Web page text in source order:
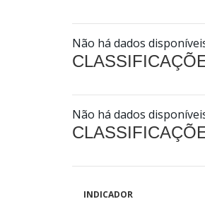
Não há dados
Não há dados
INDICADOR